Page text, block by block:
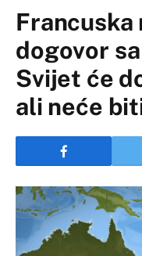
Francuska
dogovor
Svijet će
ali neće